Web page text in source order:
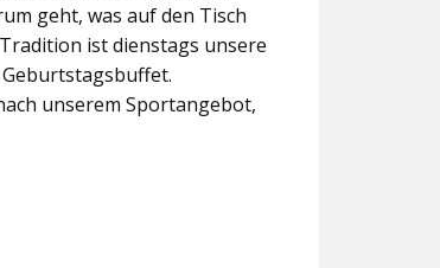
geht, was auf den Tisch
ist dienstags unsere
unserem Sportangebot,